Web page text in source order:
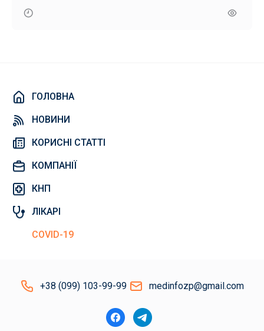
Запорожском крае
ГОЛОВНА
НОВИНИ
КОРИСНІ СТАТТІ
КОМПАНІЇ
КНП
ЛІКАРІ
COVID-19
+38 (099) 103-99-99 medinfozp@gmail.com